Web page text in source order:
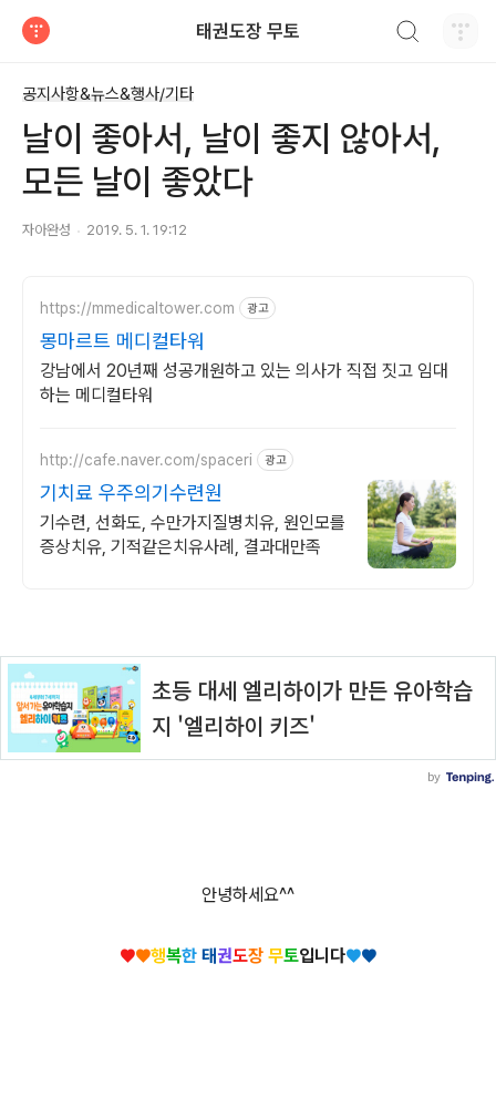
태권도장 무토
공지사항&뉴스&행사/기타
날이 좋아서, 날이 좋지 않아서,
모든 날이 좋았다
자아완성 2019. 5. 1. 19:12
https://mmedicaltower.com 광고
몽마르트 메디컬타워
강남에서 20년째 성공개원하고 있는 의사가 직접 짓고 임대
하는 메디컬타워
http://cafe.naver.com/spaceri 광고
기치료 우주의기수련원
기수련, 선화도, 수만가지질병치유, 원인모를
증상치유, 기적같은치유사례, 결과대만족
안녕하세요^^
♥♥행복한 태권도장 무토입니다♥♥